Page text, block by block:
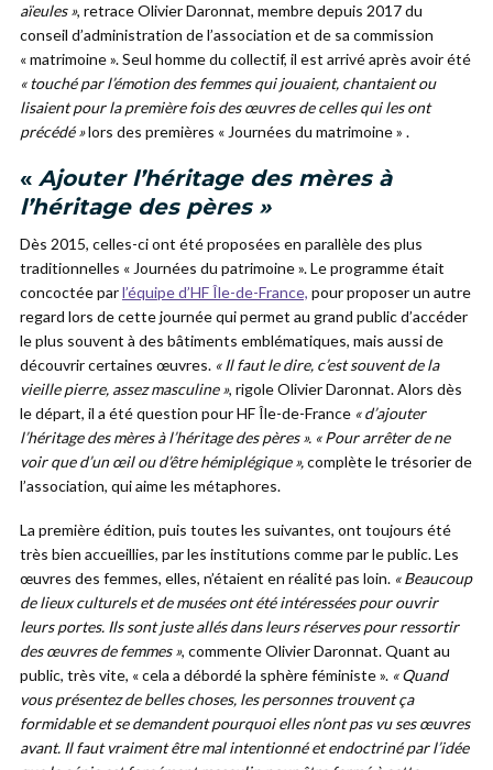
aïeules », retrace Olivier Daronnat, membre depuis 2017 du
conseil d’administration de l’association et de sa commission
« matrimoine ». Seul homme du collectif, il est arrivé après avoir été
« touché par l’émotion des femmes qui jouaient, chantaient ou
lisaient pour la première fois des œuvres de celles qui les ont
précédé »lors des premières « Journées du matrimoine » .
« Ajouter l’héritage des mères à
l’héritage des pères »
Dès 2015, celles-ci ont été proposées en parallèle des plus
traditionnelles « Journées du patrimoine ». Le programme était
concoctée parl’équipe d’HF Île-de-France, pour proposer un autre
regard lors de cette journée qui permet au grand public d’accéder
le plus souvent à des bâtiments emblématiques, mais aussi de
découvrir certaines œuvres. « Il faut le dire, c’est souvent de la
vieille pierre, assez masculine », rigole Olivier Daronnat. Alors dès
le départ, il a été question pour HF Île-de-France « d’ajouter
l’héritage des mères à l’héritage des pères ». « Pour arrêter de ne
voir que d’un œil ou d’être hémiplégique »,complète le trésorier de
l’association, qui aime les métaphores.
La première édition, puis toutes les suivantes, ont toujours été
très bien accueillies, par les institutions comme par le public. Les
œuvres des femmes, elles, n’étaient en réalité pas loin. « Beaucoup
de lieux culturels et de musées ont été intéressées pour ouvrir
leurs portes. Ils sont juste allés dans leurs réserves pour ressortir
des œuvres de femmes », commente Olivier Daronnat. Quant au
public, très vite, « cela a débordé la sphère féministe ». « Quand
vous présentez de belles choses, les personnes trouvent ça
formidable et se demandent pourquoi elles n’ont pas vu ses œuvres
avant. Il faut vraiment être mal intentionné et endoctriné par l’idée